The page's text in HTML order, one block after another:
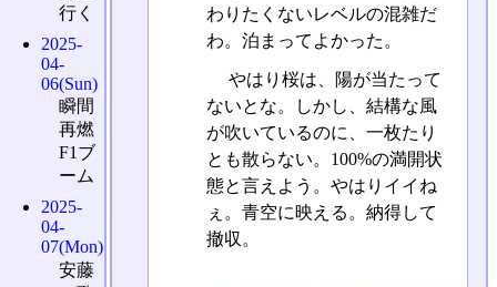
わりたくないレベルの混雑だ
わ。泊まってよかった。
やはり桜は、陽が当たって
ないとな。しかし、結構な風
が吹いているのに、一枚たり
とも散らない。100%の満開状
態と言えよう。やはりイイね
ぇ。青空に映える。納得して
撤収。
行く
2025-
04-
06(Sun)
瞬間
再燃
F1ブ
ーム
2025-
04-
07(Mon)
安藤